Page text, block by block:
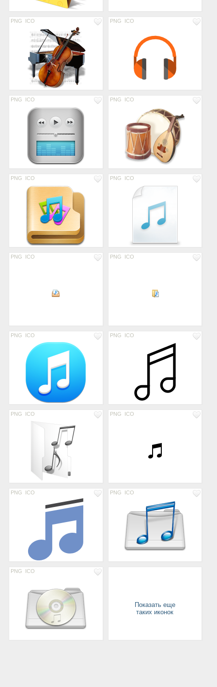
PNG ICO PNG ICO
PNG ICO PNG ICO
PNG ICO PNG ICO
PNG ICO PNG ICO
PNG ICO PNG ICO
PNG ICO PNG ICO
PNG ICO PNG ICO
PNG ICO
Показать еще
таких иконок